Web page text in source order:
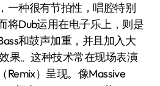
一种很有节拍性，唱腔特别
将Dub运用在电子乐上，则是
和鼓声加重，并且加入大
果。这种技术常在现场表演
Remix）呈现。像Massive